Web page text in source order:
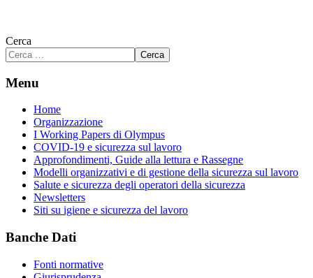
Cerca
Cerca
Menu
Home
Organizzazione
I Working Papers di Olympus
COVID-19 e sicurezza sul lavoro
Approfondimenti, Guide alla lettura e Rassegne
Modelli organizzativi e di gestione della sicurezza sul lavoro
Salute e sicurezza degli operatori della sicurezza
Newsletters
Siti su igiene e sicurezza del lavoro
Banche Dati
Fonti normative